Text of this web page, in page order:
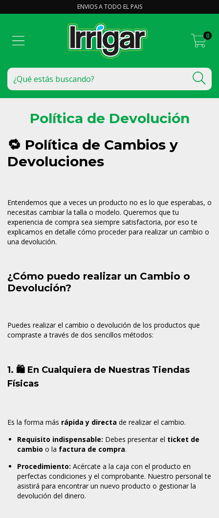
ENVIOS A TODO EL PAIS
0
Política de Devolución
🔁 Política de Cambios y
Devoluciones
Entendemos que a veces un producto no es lo que esperabas, o
necesitas cambiar la talla o modelo. Queremos que tu
experiencia de compra sea siempre satisfactoria, por eso te
explicamos en detalle cómo proceder para realizar un cambio o
una devolución.
¿Cómo puedo realizar un Cambio o
Devolución?
Puedes realizar el cambio o devolución de los productos que
compraste a través de dos sencillos métodos:
1. 🛍️ En Cualquiera de Nuestras Tiendas
Físicas
Es la forma más rápida y directa de realizar el cambio.
Requisito indispensable: Debes presentar el ticket de
cambio o la factura de compra.
Procedimiento: Acércate a la caja con el producto en
perfectas condiciones y el comprobante. Nuestro personal te
asistirá para encontrar un nuevo producto o gestionar la
devolución del dinero.